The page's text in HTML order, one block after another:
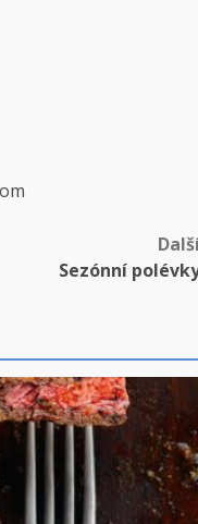
Sezónní